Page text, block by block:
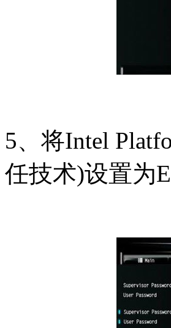
5、将Intel
任技术)设置为